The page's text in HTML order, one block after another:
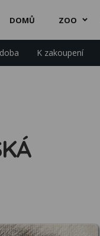
DOMŮ ZOO
K zakoupení